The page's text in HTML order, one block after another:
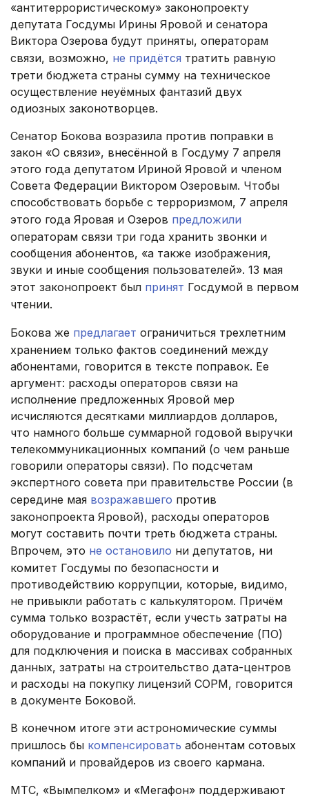
«антитеррористическому» законопроекту
депутата Госдумы Ирины Яровой и сенатора
Виктора Озерова будут приняты, операторам
связи, возможно, не придётся тратить равную
трети бюджета страны сумму на техническое
осуществление неуёмных фантазий двух
одиозных законотворцев.
Сенатор Бокова возразила против поправки в
закон «О связи», внесённой в Госдуму 7 апреля
этого года депутатом Ириной Яровой и членом
Совета Федерации Виктором Озеровым. Чтобы
способствовать борьбе с терроризмом, 7 апреля
этого года Яровая и Озеров предложили
операторам связи три года хранить звонки и
сообщения абонентов, «а также изображения,
звуки и иные сообщения пользователей». 13 мая
этот законопроект был принят Госдумой в первом
чтении.
Бокова же предлагает ограничиться трехлетним
хранением только фактов соединений между
абонентами, говорится в тексте поправок. Ее
аргумент: расходы операторов связи на
исполнение предложенных Яровой мер
исчисляются десятками миллиардов долларов,
что намного больше суммарной годовой выручки
телекоммуникационных компаний (о чем раньше
говорили операторы связи). По подсчетам
экспертного совета при правительстве России (в
середине мая возражавшего против
законопроекта Яровой), расходы операторов
могут составить почти треть бюджета страны.
Впрочем, это не остановило ни депутатов, ни
комитет Госдумы по безопасности и
противодействию коррупции, которые, видимо,
не привыкли работать с калькулятором. Причём
сумма только возрастёт, если учесть затраты на
оборудование и программное обеспечение (ПО)
для подключения и поиска в массивах собранных
данных, затраты на строительство дата-центров
и расходы на покупку лицензий СОРМ, говорится
в документе Боковой.
В конечном итоге эти астрономические суммы
пришлось бы компенсировать абонентам сотовых
компаний и провайдеров из своего кармана.
МТС, «Вымпелком» и «Мегафон» поддерживают